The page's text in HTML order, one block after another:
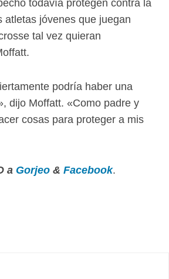
todavía protegen contra la
atletas jóvenes que juegan
tal vez quieran
podría haber una
dijo Moffatt. «Como padre y
cosas para proteger a mis
a Gorjeo & Facebook.